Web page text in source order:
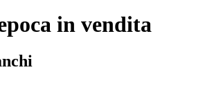
in vendita